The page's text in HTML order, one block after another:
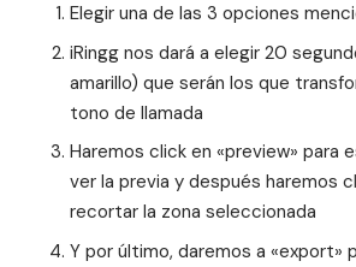
Elegir una de las 3 opciones
iRingg nos dará a elegir 20
amarillo) que serán los que
tono de llamada
Haremos click en «preview» para
ver la previa y después haremos
recortar la zona seleccionada
Y por último, daremos a «export»